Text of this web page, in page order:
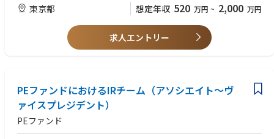
【参考情報】
https://youtube.com/playlist?list=PL8yfoAFltAcZrnb4BEAojAKuCk48fK
-4g&si=HTveYdT4LwnHn8EM
動画：https://www.youtube.com/watch?v=e1k3UVQ-56s
・アプリケーション大学制度について
https://www.disco.co.jp/recruit/management/system/#ap_university
東京都 想定年収 520 万円 ~ 2,000 万円
求人エントリー
PEファンドにおけるIRチーム（アソシエイト～ヴ
ァイスプレジデント）
PEファンド